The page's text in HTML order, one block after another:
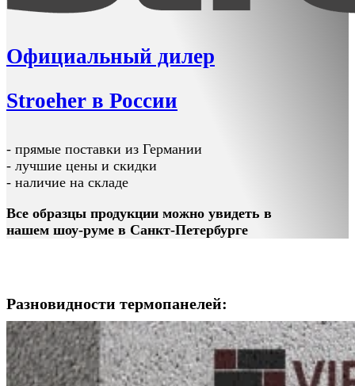
Официальный дилер
Stroeher в России
- прямые поставки из Германии
- лучшие цены и скидки
- наличие на складе
Все образцы продукции можно увидеть в
нашем шоу-руме в Санкт-Петербурге
Разновидности термопанелей: